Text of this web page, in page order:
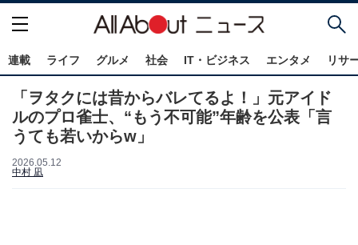
連載 ライフ グルメ 社会 IT・ビジネス エンタメ リサ
「ヲタクには昔からバレてるよ！」元アイド
ルのプロ雀士、“もう不可能”年齢を公表「言
うても若いからw」
2026.05.12
中村 凪